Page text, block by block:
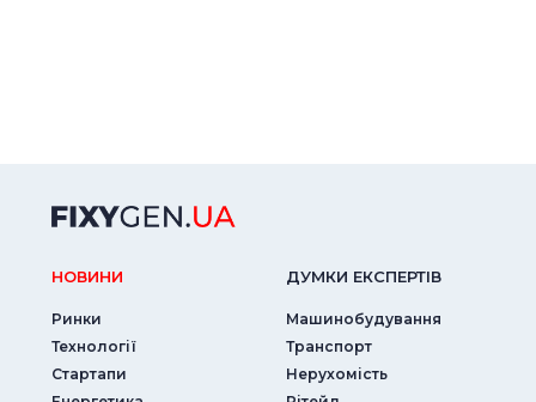
НОВИНИ
Ринки
Технології
Стартапи
ДУМКИ ЕКСПЕРТIВ
Машинобудування
Транспорт
Нерухомість